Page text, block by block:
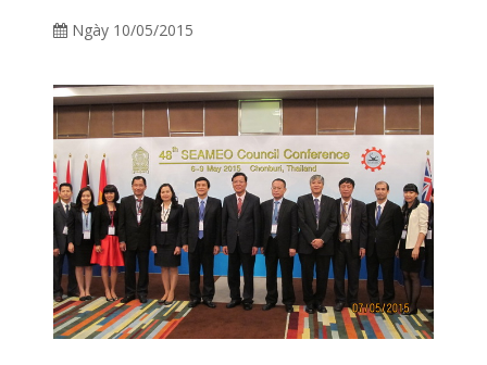
Ngày 10/05/2015